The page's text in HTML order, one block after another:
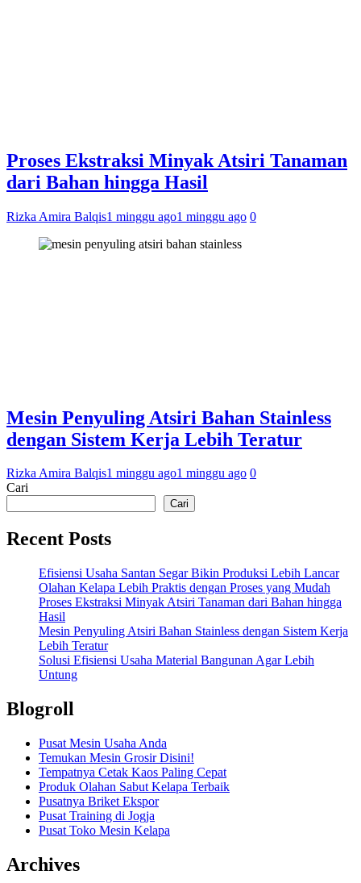
Proses Ekstraksi Minyak Atsiri Tanaman
dari Bahan hingga Hasil
Rizka Amira Balqis1 minggu ago1 minggu ago 0
Mesin Penyuling Atsiri Bahan Stainless
dengan Sistem Kerja Lebih Teratur
Rizka Amira Balqis1 minggu ago1 minggu ago 0
Cari
Cari
Recent Posts
Efisiensi Usaha Santan Segar Bikin Produksi Lebih Lancar
Olahan Kelapa Lebih Praktis dengan Proses yang Mudah
Proses Ekstraksi Minyak Atsiri Tanaman dari Bahan hingga
Hasil
Mesin Penyuling Atsiri Bahan Stainless dengan Sistem Kerja
Lebih Teratur
Solusi Efisiensi Usaha Material Bangunan Agar Lebih
Untung
Blogroll
Pusat Mesin Usaha Anda
Temukan Mesin Grosir Disini!
Tempatnya Cetak Kaos Paling Cepat
Produk Olahan Sabut Kelapa Terbaik
Pusatnya Briket Ekspor
Pusat Training di Jogja
Pusat Toko Mesin Kelapa
Archives